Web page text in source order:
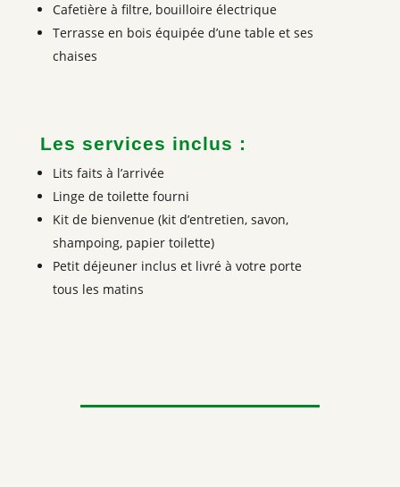
Cafetière à filtre, bouilloire électrique
Terrasse en bois équipée d’une table et ses
chaises
Les services inclus :
Lits faits à l’arrivée
Linge de toilette fourni
Kit de bienvenue (kit d’entretien, savon,
shampoing, papier toilette)
Petit déjeuner inclus et livré à votre porte
tous les matins